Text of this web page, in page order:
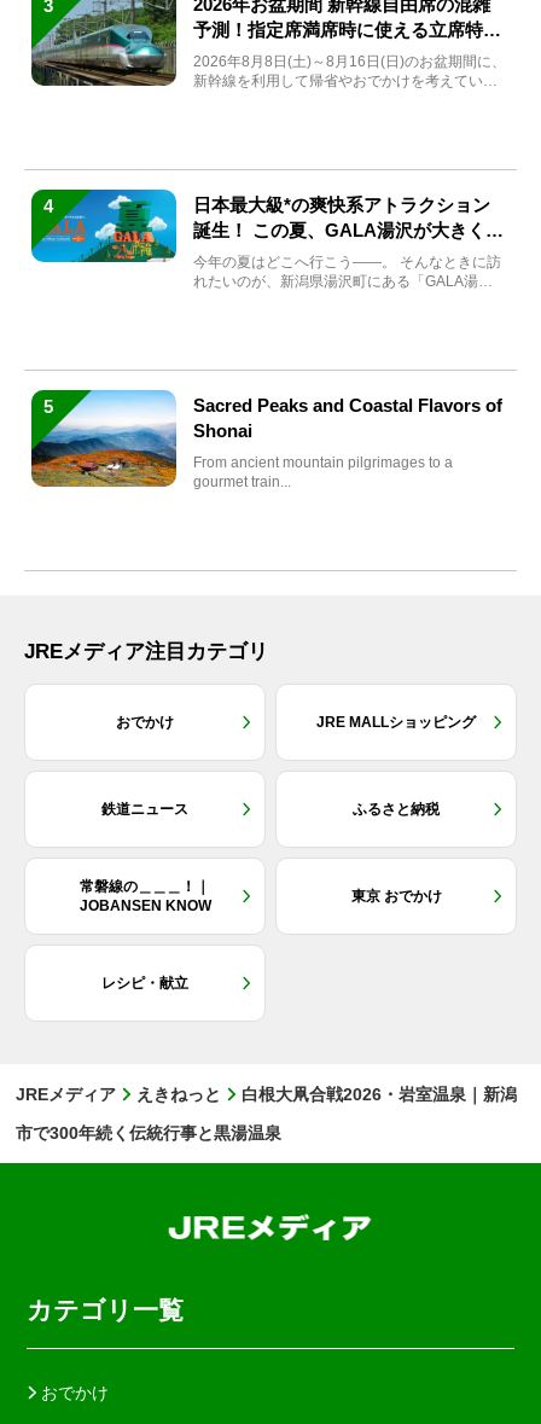
3
2026年お盆期間 新幹線自由席の混雑
予測！指定席満席時に使える立席特急
券も解説
2026年8月8日(土)～8月16日(日)のお盆期間に、
新幹線を利用して帰省やおでかけを考えている
4
日本最大級*の爽快系アトラクション
誕生！ この夏、GALA湯沢が大きく生
まれ変わる
今年の夏はどこへ行こう――。 そんなときに訪
れたいのが、新潟県湯沢町にある「GALA湯
5
Sacred Peaks and Coastal Flavors of
Shonai
From ancient mountain pilgrimages to a
gourmet train...
JREメディア注目カテゴリ
おでかけ JRE MALLショッピング
鉄道ニュース ふるさと納税
常磐線の＿＿＿！｜
JOBANSEN KNOW
東京 おでかけ
レシピ・献立
JREメディア えきねっと
白根大凧合戦2026・岩室温泉｜新潟
市で300年続く伝統行事と黒湯温泉
カテゴリ一覧
おでかけ